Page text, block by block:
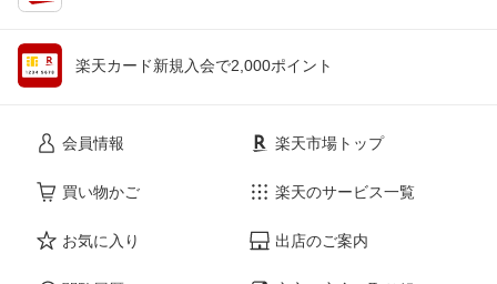
楽天カード新規入会で2,000ポイント
会員情報
買い物かご
お気に入り
楽天市場トップ
楽天のサービス一覧
出店のご案内